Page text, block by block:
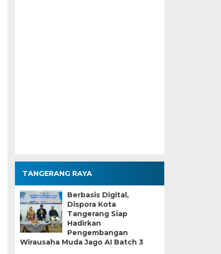
TANGERANG RAYA
Berbasis Digital,
Dispora Kota
Tangerang Siap
Hadirkan
Pengembangan
Wirausaha Muda Jago AI Batch 3